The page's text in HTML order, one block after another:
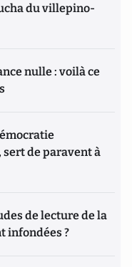
du villepino-
nulle : voilà ce
de paravent à
de lecture de la
infondées ?